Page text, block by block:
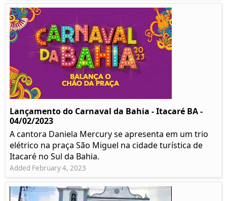
Lançamento do Carnaval da Bahia - Itacaré BA -
04/02/2023
A cantora Daniela Mercury se apresenta em um trio
elétrico na praça São Miguel na cidade turística de
Itacaré no Sul da Bahia.
Added February 4, 2023